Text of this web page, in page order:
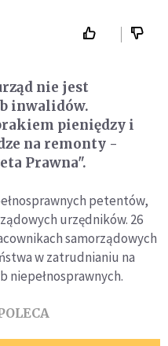
nie jest
inwalidów.
pieniędzy i
na remonty -
Prawna".
petentów,
urzędników. 26
samorządowych
w zatrudnianiu na
niepełnosprawnych.